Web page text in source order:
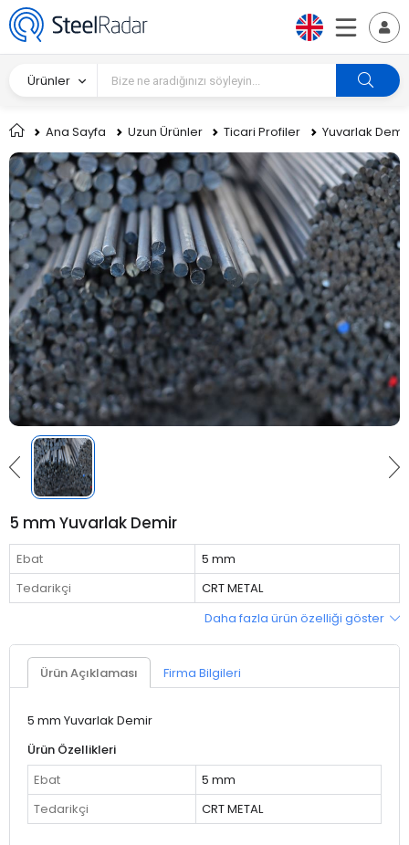
Ürünler
Ana Sayfa Uzun Ürünler Ticari Profiler Yuvarlak
5 mm Yuvarlak Demir
Ebat
5 mm
Tedarikçi
CRT METAL
Daha fazla ürün özelliği göster
Ürün Açıklaması Firma Bilgileri
5 mm Yuvarlak Demir
Ürün Özellikleri
Ebat
5 mm
Tedarikçi
CRT METAL